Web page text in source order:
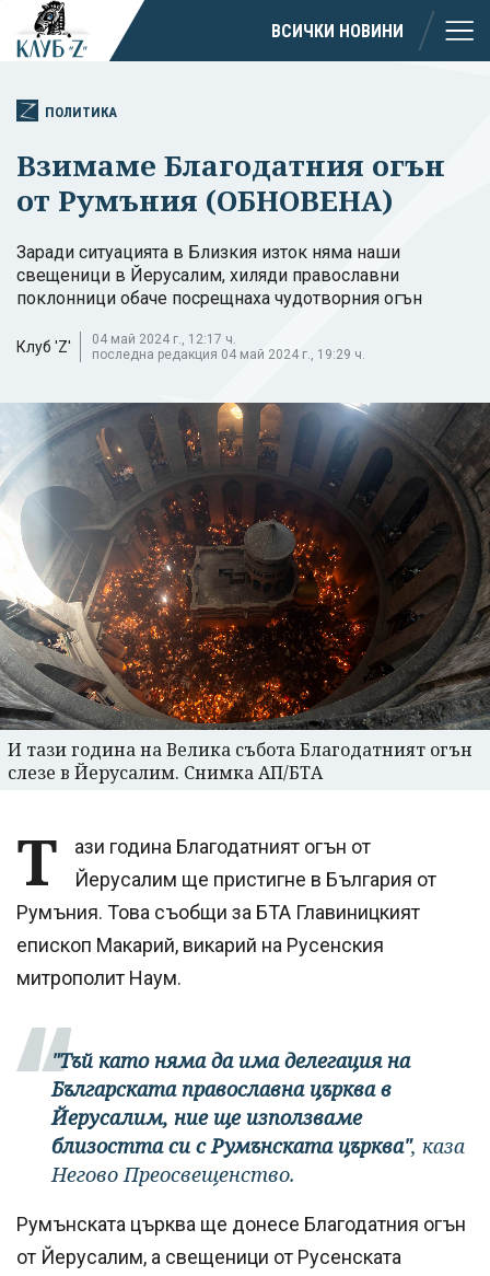
ВСИЧКИ НОВИНИ
ПОЛИТИКА
Взимаме Благодатния огън
от Румъния (ОБНОВЕНА)
Заради ситуацията в Близкия изток няма наши
свещеници в Йерусалим, хиляди православни
поклонници обаче посрещнаха чудотворния огън
Клуб 'Z'
04 май 2024 г., 12:17 ч.
последна редакция 04 май 2024 г., 19:29 ч.
И тази година на Велика събота Благодатният огън
слезе в Йерусалим. Снимка АП/БТА
Т
ази година Благодатният огън от
Йерусалим ще пристигне в България от
Румъния. Това съобщи за БТА Главиницкият
епископ Макарий, викарий на Русенския
митрополит Наум.
"Тъй като няма да има делегация на
Българската православна църква в
Йерусалим, ние ще използваме
близостта си с Румънската църква", каза
Негово Преосвещенство.
Румънската църква ще донесе Благодатния огън
от Йерусалим, а свещеници от Русенската